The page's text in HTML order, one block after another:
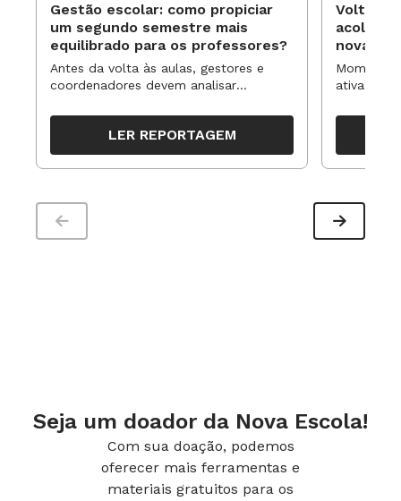
Gestão escolar: como propiciar
um segundo semestre mais
equilibrado para os professores?
Antes da volta às aulas, gestores e
coordenadores devem analisar
organizar ações para orientar o
trabalho pedagógico ao longo do
período
LER REPORTAGEM
Volta às
novas
ativa
propostas
Seja um doador da Nova Escola!
Com sua doação, podemos
oferecer mais ferramentas e
materiais gratuitos para os